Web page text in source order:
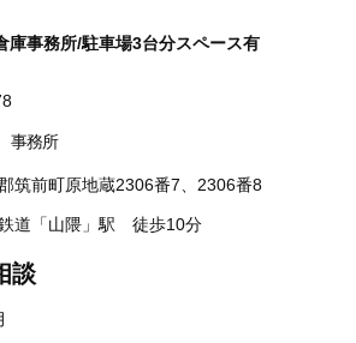
庫事務所/駐車場3台分スペース有
事務所
筑前町原地蔵2306番7、2306番8
道「山隈」駅 徒歩10分
談